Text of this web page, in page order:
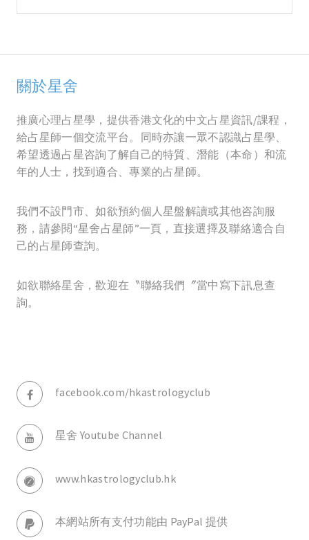
關於星舍
推廣心理占星學，提供香港文化的中文占星資訊/課程，
給占星師一個交流平台。同時亦讓一眾不認識占星學、
希望透過占星咨詢了解自己的特質、潛能（本命）和流
年的人士，找到適合、專業的占星師。
我們不設門市、如欲預約個人星盤解讀或其他咨詢服
務，請參閱“星舍占星師”一頁，直接選擇及聯絡適合自
己的占星師查詢。
如欲聯絡星舍，歡迎在〝聯絡我們〞當中寫下訊息查
詢。
facebook.com/hkastrologyclub
星舍 Youtube Channel
www.hkastrologyclub.hk
本網站所有支付功能由 PayPal 提供